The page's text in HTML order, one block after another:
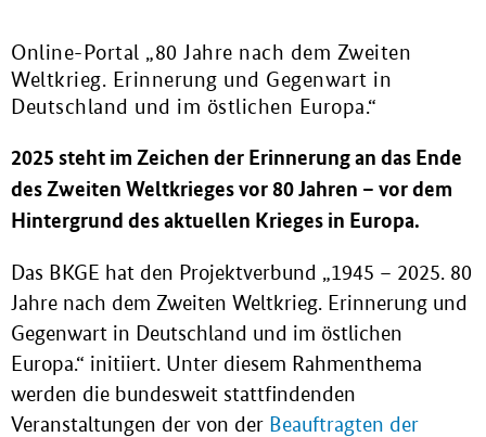
Online-Portal „80 Jahre nach dem Zweiten
Weltkrieg. Erinnerung und Gegenwart in
Deutschland und im östlichen Europa.“
2025 steht im Zeichen der Erinnerung an das Ende
des Zweiten Weltkrieges vor 80 Jahren – vor dem
Hintergrund des aktuellen Krieges in Europa.
Das BKGE hat den Projektverbund „1945 – 2025. 80
Jahre nach dem Zweiten Weltkrieg. Erinnerung und
Gegenwart in Deutschland und im östlichen
Europa.“ initiiert. Unter diesem Rahmenthema
werden die bundesweit stattfindenden
Veranstaltungen der von der Beauftragten der